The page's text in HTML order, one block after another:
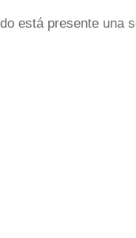
está presente una